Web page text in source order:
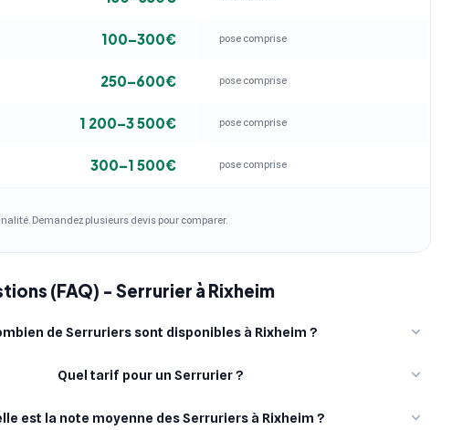
100–300€ pose comprise
250–600€ pose comprise
1 200–3 500€ pose comprise
300–1 500€ pose comprise
Demandez plusieurs devis pour comparer.
(FAQ) - Serrurier à Rixheim
de Serruriers sont disponibles à Rixheim ?
Quel tarif pour un Serrurier ?
est la note moyenne des Serruriers à Rixheim ?